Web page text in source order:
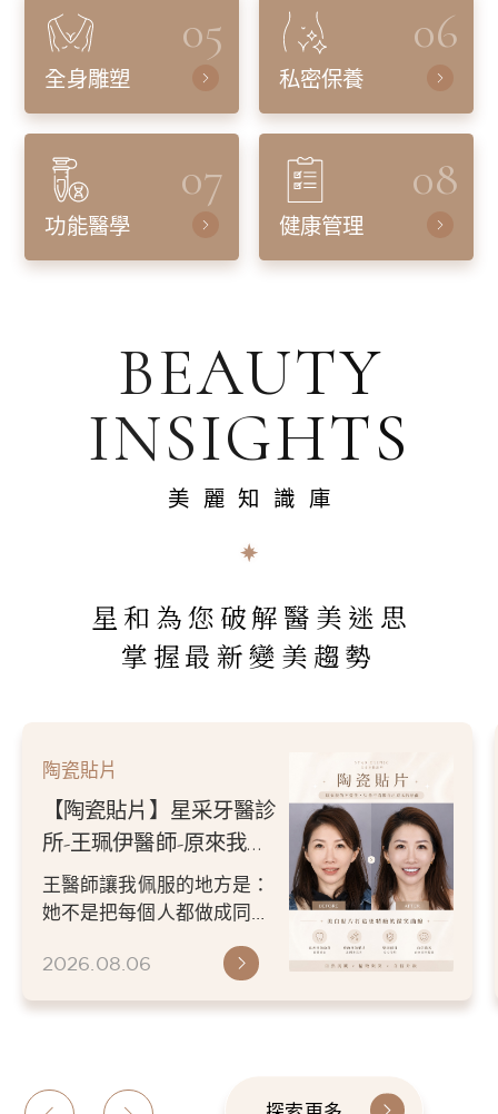
05
全身雕塑
06
私密保養
07
功能醫學
08
健康管理
BEAUTY
INSIGHTS
美麗知識庫
星和為您破解醫美迷思
掌握最新變美趨勢
陶瓷貼片
【陶瓷貼片】星采牙醫診
所-王珮伊醫師-原來我的
不愛笑，只是不喜歡自己
原本的牙齒
王醫師讓我佩服的地方是：
她不是把每個人都做成同一
更適合自己的樣子。 現...
2026.08.06